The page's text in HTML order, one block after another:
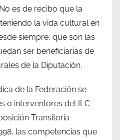
es de recibo que la
la vida cultural en
siempre, que son las
ser beneficiarias de
de la Diputación.
de la Federación se
o interventores del ILC
Transitoria
las competencias que